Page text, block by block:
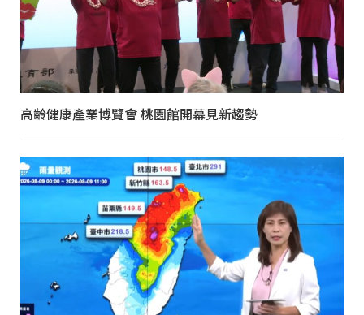
高齡健康產業博覽會 桃園館開幕見新趨勢